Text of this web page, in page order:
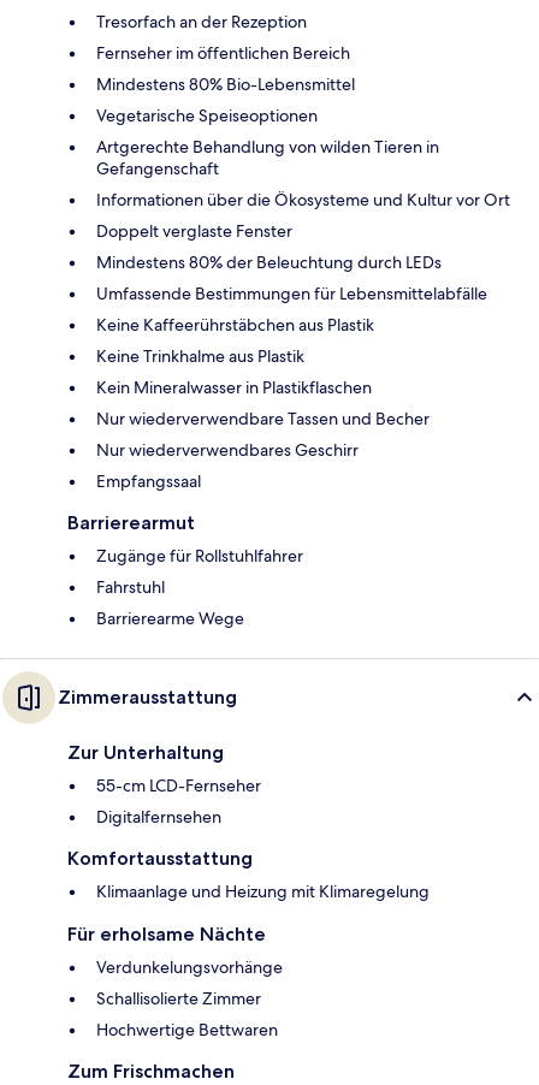
Tresorfach an der Rezeption
Fernseher im öffentlichen Bereich
Mindestens 80% Bio-Lebensmittel
Vegetarische Speiseoptionen
Artgerechte Behandlung von wilden Tieren in
Gefangenschaft
Informationen über die Ökosysteme und Kultur vor Ort
Doppelt verglaste Fenster
Mindestens 80% der Beleuchtung durch LEDs
Umfassende Bestimmungen für Lebensmittelabfälle
Keine Kaffeerührstäbchen aus Plastik
Keine Trinkhalme aus Plastik
Kein Mineralwasser in Plastikflaschen
Nur wiederverwendbare Tassen und Becher
Nur wiederverwendbares Geschirr
Empfangssaal
Barrierearmut
Zugänge für Rollstuhlfahrer
Fahrstuhl
Barrierearme Wege
Zimmerausstattung
Zur Unterhaltung
55-cm LCD-Fernseher
Digitalfernsehen
Komfortausstattung
Klimaanlage und Heizung mit Klimaregelung
Für erholsame Nächte
Verdunkelungsvorhänge
Schallisolierte Zimmer
Hochwertige Bettwaren
Zum Frischmachen